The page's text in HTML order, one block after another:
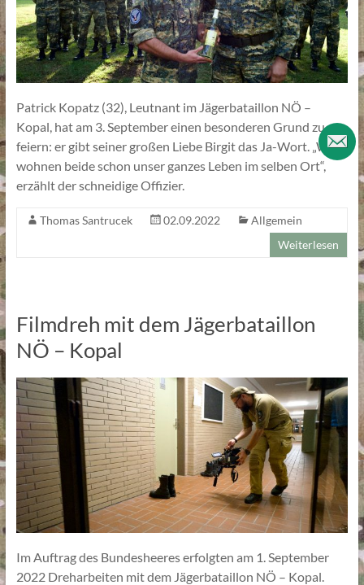
Patrick Kopatz (32), Leutnant im Jägerbataillon NÖ –
Kopal, hat am 3. September einen besonderen Grund zu
feiern: er gibt seiner großen Liebe Birgit das Ja-Wort. „Wir
wohnen beide schon unser ganzes Leben im selben Ort“,
erzählt der schneidige Offizier.
Thomas Santrucek 02.09.2022
Allgemein
Weiterlesen
Filmdreh mit dem Jägerbataillon
NÖ – Kopal
Im Auftrag des Bundesheeres erfolgten am 1. September
2022 Dreharbeiten mit dem Jägerbataillon NÖ – Kopal.